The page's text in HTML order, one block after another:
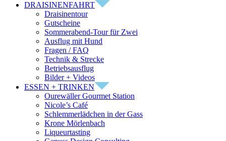
DRAISINENFAHRT
Draisinentour
Gutscheine
Sommerabend-Tour für Zwei
Ausflug mit Hund
Fragen / FAQ
Technik & Strecke
Betriebsausflug
Bilder + Videos
ESSEN + TRINKEN
Ourewäller Gourmet Station
Nicole’s Café
Schlemmerlädchen in der Gass
Krone Mörlenbach
Liqueurtasting